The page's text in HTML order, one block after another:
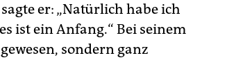
er: „Natürlich habe ich
ist ein Anfang.“ Bei seinem
sondern ganz